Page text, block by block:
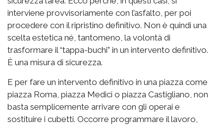
interviene provvisoriamente con l’asfalto, per poi
procedere con il ripristino definitivo. Non è quindi una
scelta estetica né, tantomeno, la volontà di
trasformare il “tappa-buchi” in un intervento definitivo.
È una misura di sicurezza.
E per fare un intervento definitivo in una piazza come
piazza Roma, piazza Medici o piazza Castigliano, non
basta semplicemente arrivare con gli operai e
sostituire i cubetti. Occorre programmare il lavoro,